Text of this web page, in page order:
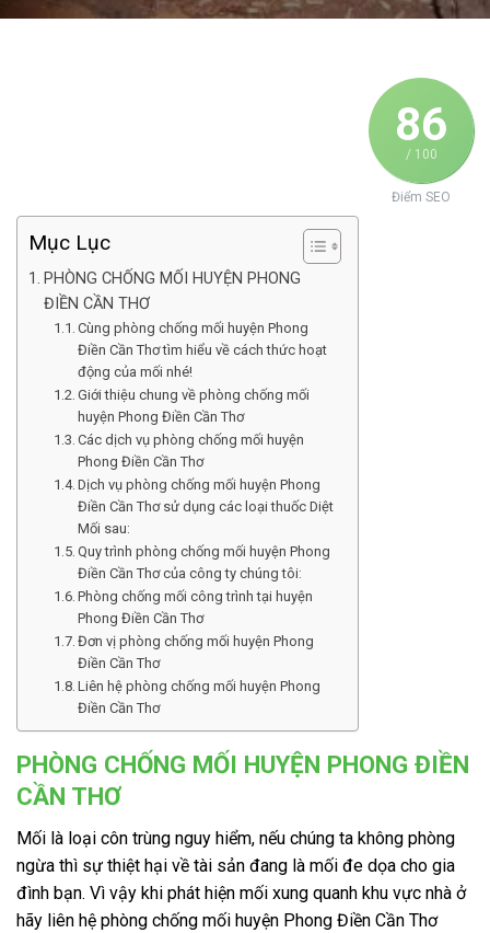
86
/ 100
Điểm SEO
Mục Lục
PHÒNG CHỐNG MỐI HUYỆN PHONG
ĐIỀN CẦN THƠ
Cùng phòng chống mối huyện Phong
Điền Cần Thơ tìm hiểu về cách thức hoạt
động của mối nhé!
Giới thiệu chung về phòng chống mối
huyện Phong Điền Cần Thơ
Các dịch vụ phòng chống mối huyện
Phong Điền Cần Thơ
Dịch vụ phòng chống mối huyện Phong
Điền Cần Thơ sử dụng các loại thuốc Diệt
Mối sau:
Quy trình phòng chống mối huyện Phong
Điền Cần Thơ của công ty chúng tôi:
Phòng chống mối công trình tại huyện
Phong Điền Cần Thơ
Đơn vị phòng chống mối huyện Phong
Điền Cần Thơ
Liên hệ phòng chống mối huyện Phong
Điền Cần Thơ
PHÒNG CHỐNG MỐI HUYỆN PHONG ĐIỀN
CẦN THƠ
Mối là loại côn trùng nguy hiểm, nếu chúng ta không phòng
ngừa thì sự thiệt hại về tài sản đang là mối đe dọa cho gia
đình bạn. Vì vậy khi phát hiện mối xung quanh khu vực nhà ở
hãy liên hệ phòng chống mối huyện Phong Điền Cần Thơ